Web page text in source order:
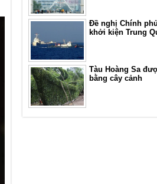
Đề nghị Chính
khởi kiện Trung
Tàu Hoàng Sa
bằng cây cảnh